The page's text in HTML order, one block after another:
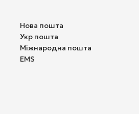
Нова пошта
Укр пошта
Міжнародна пошта
EMS